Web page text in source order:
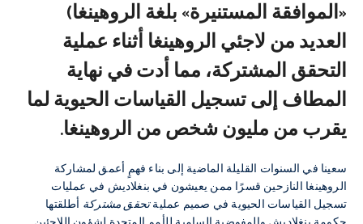
«الموافقة المستنيرة» بلغة الروهينغا)
العديد من لاجئي الروهينغا أثناء عملية
التحقق المشتركة، مما أدت في نهاية
المطاف إلى تسجيل القياسات الحيوية لما
يقرب من مليون شخص من الروهينغا.
سعينا في السنوات القليلة الماضية إلى بناء فهمٍ أعمق لمشاركة
الروهينغا النازحين قسرًا ممن يعيشون في بنغلاديش في عمليات
تسجيل القياسات الحيوية في صميم عمليةتحقق مشتركة أطلقتها